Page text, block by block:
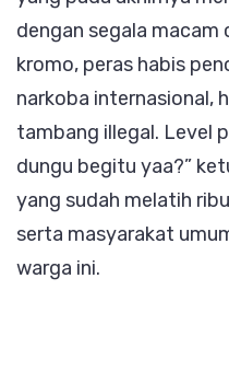
dengan segala macam
kromo, peras habis
narkoba internasional,
tambang illegal. Level
dungu begitu yaa?”
yang sudah melatih
serta masyarakat
warga ini.